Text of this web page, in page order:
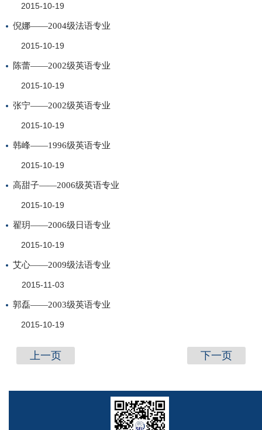
2015-10-19
倪娜——2004级法语专业
2015-10-19
陈蕾——2002级英语专业
2015-10-19
张宁——2002级英语专业
2015-10-19
韩峰——1996级英语专业
2015-10-19
高甜子——2006级英语专业
2015-10-19
翟玥——2006级日语专业
2015-10-19
艾心——2009级法语专业
2015-11-03
郭磊——2003级英语专业
2015-10-19
上一页 下一页